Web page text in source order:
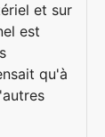
et sur
est
qu'à